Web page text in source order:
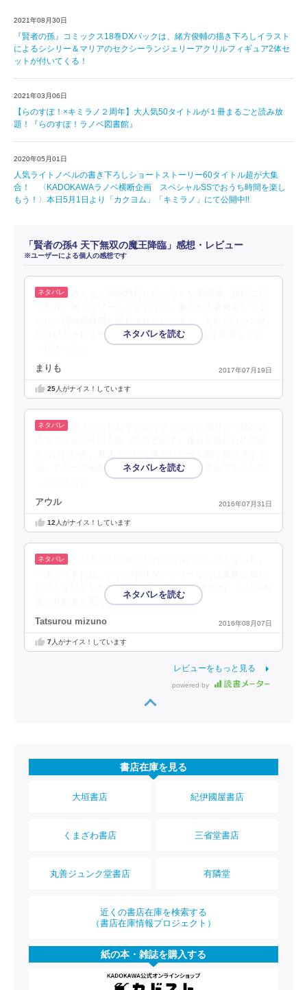
2021年08月30日
『賢者の孫』コミックス18巻DXパックは、緒方俊輔の描き下ろしイラスト
によるシシリー＆マリアのセクシーランジェリーアクリルフィギュア2体セ
ットが付いてくる！
2021年03月06日
【らのすぽ！×キミラノ２周年】大人気50タイトルが１冊まるごと読み放
題！『らのすぽ！ラノベ図書館』
2020年05月01日
人気ライトノベルの書き下ろしショートストーリー60タイトル超が大集
合！ 〈KADOKAWAラノベ横断企画 スペシャルSSでおうち時間を楽し
もう！〉本日5月1日より「カクヨム」「キミラノ」にて公開中!!
「賢者の孫4 天下無双の魔王降臨」感想・レビュー
※ユーザーによる個人の感想です
が強いとそれも仕方がないか(苦笑)とりあえず今回もシン
まりも 2017年07月19日
25人がナイス！しています
話。トニーの母親のずれぷりいいわ。どう考えてもシンの
アウル 2016年07月31日
12 人がナイス！しています
れてしまいましたね。5巻はいつ出るのですかね。シンの本
気が見れると思うとドキドキします。
Tatsurou mizuno 2016年08月07日
7人がナイス！しています
レビューをもっと見る
powered by
書店在庫を見る
大垣書店 紀伊國屋書店
くまざわ書店 三省堂書店
丸善ジュンク堂書店 有隣堂
近くの書店在庫を検索する
（書店在庫情報プロジェクト）
紙の本・雑誌を購入する